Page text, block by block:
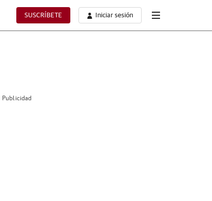
SUSCRÍBETE Iniciar sesión
Publicidad